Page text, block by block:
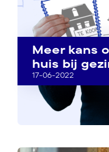
Meer kans
huis bij
17-06-2022